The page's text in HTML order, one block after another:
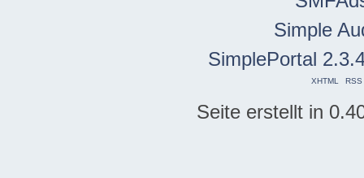
Simple
SimplePortal
XHTML RSS
Seite erstellt in